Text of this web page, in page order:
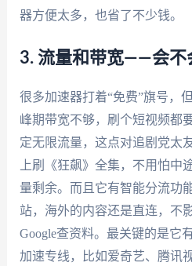
器方便太多，也省了不少钱。
3. 流量和带宽——会不
很多加速器打着“免费”旗号，
峰期带宽不够，刷个短视频都
定无限流量，这点对追剧党
上刷《狂飙》全集，不用怕中
量剩余。而且它有智能分流功
站，海外的内容还是直连，不
Google查资料。最关键的是它
加速专线，比如爱奇艺、腾讯